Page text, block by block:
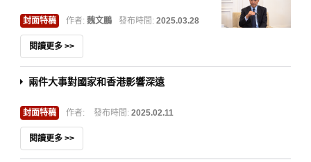
封面特稿 作者: 魏文鵬 發布時間: 2025.03.28
閱讀更多 >>
兩件大事對國家和香港影響深遠
封面特稿 作者: 發布時間: 2025.02.11
閱讀更多 >>